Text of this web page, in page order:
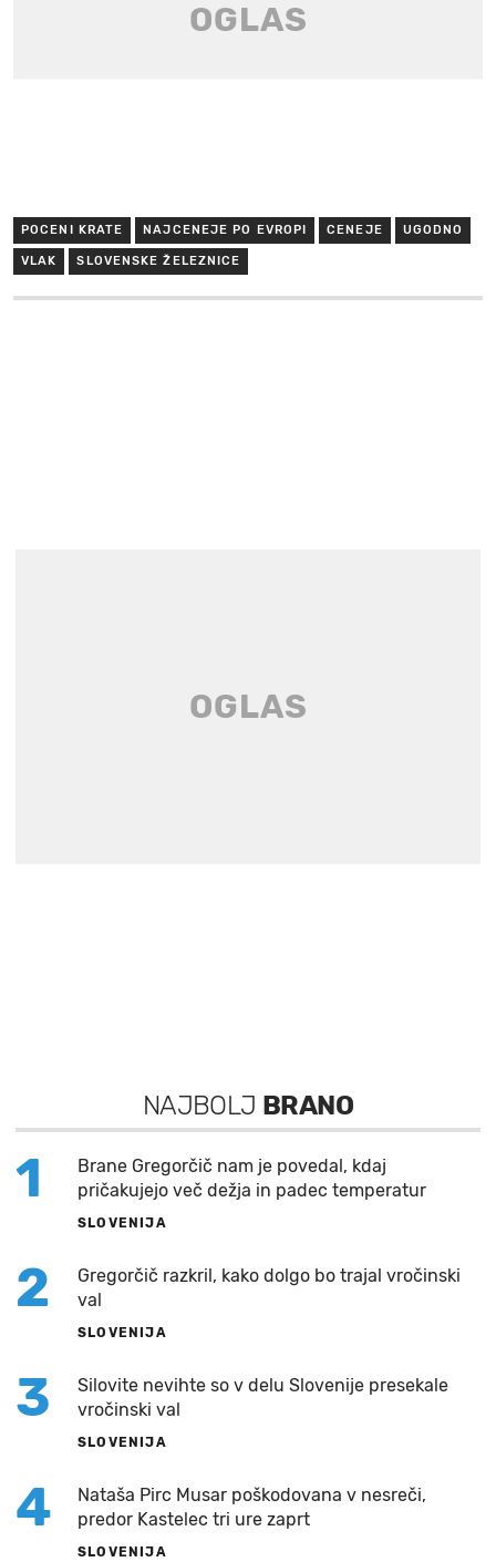
POCENI KRATE NAJCENEJE PO EVROPI CENEJE UGODNO
VLAK SLOVENSKE ŽELEZNICE
NAJBOLJ BRANO
1
Brane Gregorčič nam je povedal, kdaj
pričakujejo več dežja in padec temperatur
SLOVENIJA
2
Gregorčič razkril, kako dolgo bo trajal vročinski
val
SLOVENIJA
3
Silovite nevihte so v delu Slovenije presekale
vročinski val
SLOVENIJA
4
Nataša Pirc Musar poškodovana v nesreči,
predor Kastelec tri ure zaprt
SLOVENIJA